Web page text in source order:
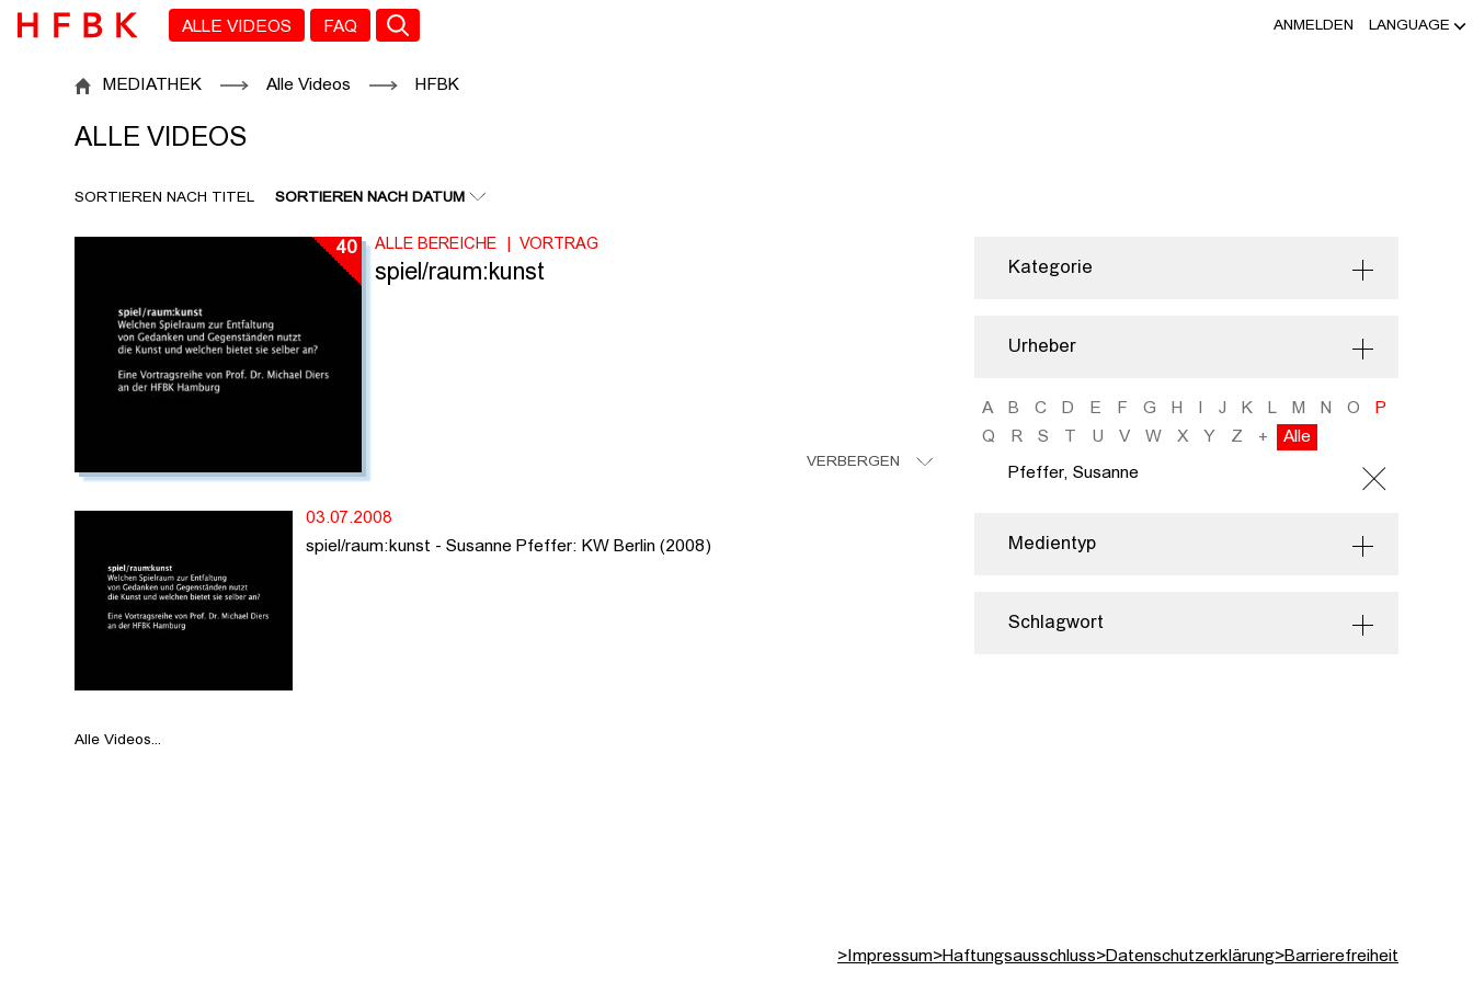
Zu den Filtern
Zur Metanavigation
Zur Hauptnavigation
Zur Suche
Zum Inhalt
Zum Seitenfuss ANMELDEN LANGUAGE
ALLE VIDEOS FAQ
ALLE VIDEOS
MEDIATHEK Alle Videos HFBK
ALLE VIDEOS
SORTIEREN NACH TITEL SORTIEREN NACH DATUM
Kategorie
Urheber
A B C D E F G H J K L M N O
P
Q
R S U V W X Y Z + Alle
Pfeffer, Susanne
Medientyp
Schlagwort
40 ALLE BEREICHE VORTRAG
spiel/raum:kunst
VERBERGEN
03.07.2008
spiel/raum:kunst - Susanne Pfeffer: KW Berlin (2008)
Alle Videos...
> Impressum>Haftungsausschluss>Datenschutzerklärung>Barrierefreiheit